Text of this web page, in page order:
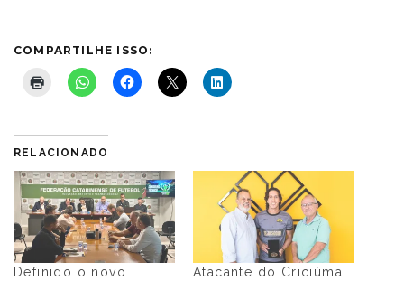
COMPARTILHE ISSO:
RELACIONADO
Definido o novo
Atacante do Criciúma